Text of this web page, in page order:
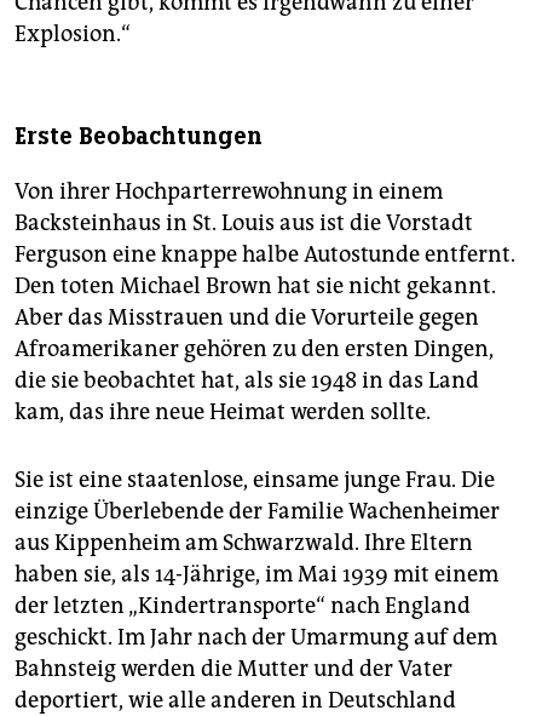
Explosion.“
Erste Beobachtungen
Von ihrer Hochparterrewohnung in einem
Backsteinhaus in St. Louis aus ist die Vorstadt
Ferguson eine knappe halbe Autostunde entfernt.
Den toten Michael Brown hat sie nicht gekannt.
Aber das Misstrauen und die Vorurteile gegen
Afroamerikaner gehören zu den ersten Dingen,
die sie beobachtet hat, als sie 1948 in das Land
kam, das ihre neue Heimat werden sollte.
Sie ist eine staatenlose, einsame junge Frau. Die
einzige Überlebende der Familie Wachenheimer
aus Kippenheim am Schwarzwald. Ihre Eltern
haben sie, als 14-Jährige, im Mai 1939 mit einem
der letzten „Kindertransporte“ nach England
geschickt. Im Jahr nach der Umarmung auf dem
Bahnsteig werden die Mutter und der Vater
deportiert, wie alle anderen in Deutschland